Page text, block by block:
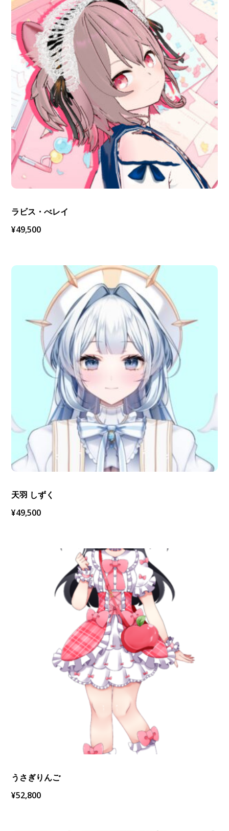
ラビス・べレイ
¥49,500
天羽 しずく
¥49,500
うさぎりんご
¥52,800